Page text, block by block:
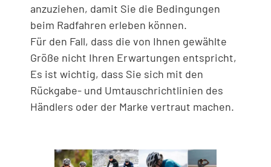
anzuziehen, damit Sie die Bedingungen
beim Radfahren erleben können.
Für den Fall, dass die von Ihnen gewählte
Größe nicht Ihren Erwartungen entspricht,
Es ist wichtig, dass Sie sich mit den
Rückgabe- und Umtauschrichtlinien des
Händlers oder der Marke vertraut machen.